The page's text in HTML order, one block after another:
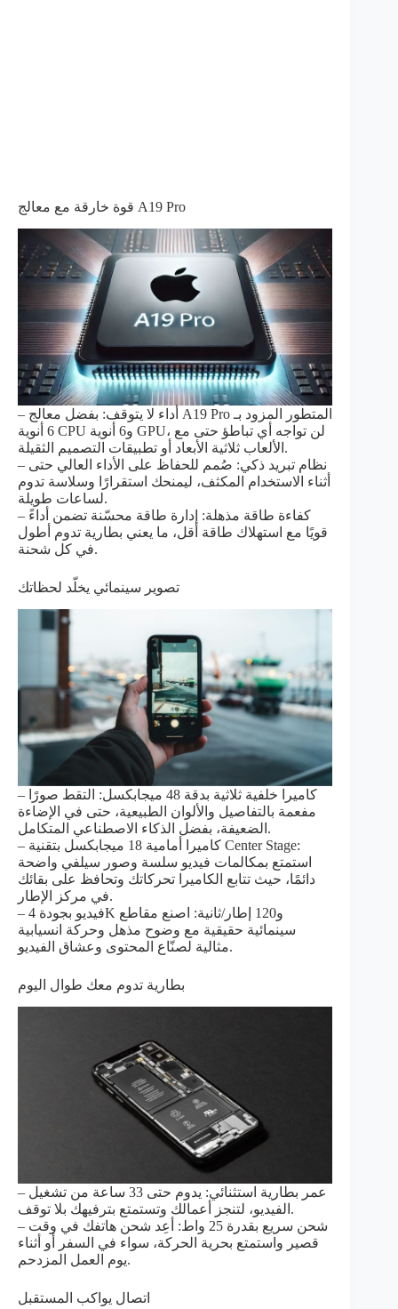
قوة خارقة مع معالج A19 Pro
– أداء لا يتوقف: بفضل معالج A19 Pro المتطور المزود بـ
6 أنوية CPU و6 أنوية GPU، لن تواجه أي تباطؤ حتى مع
الألعاب ثلاثية الأبعاد أو تطبيقات التصميم الثقيلة.
– نظام تبريد ذكي: صُمم للحفاظ على الأداء العالي حتى
أثناء الاستخدام المكثف، ليمنحك استقرارًا وسلاسة تدوم
لساعات طويلة.
– كفاءة طاقة مذهلة: إدارة طاقة محسّنة تضمن أداءً
قويًا مع استهلاك طاقة أقل، ما يعني بطارية تدوم أطول
في كل شحنة.
تصوير سينمائي يخلّد لحظاتك
– كاميرا خلفية ثلاثية بدقة 48 ميجابكسل: التقط صورًا
مفعمة بالتفاصيل والألوان الطبيعية، حتى في الإضاءة
الضعيفة، بفضل الذكاء الاصطناعي المتكامل.
– كاميرا أمامية 18 ميجابكسل بتقنية Center Stage:
استمتع بمكالمات فيديو سلسة وصور سيلفي واضحة
دائمًا، حيث تتابع الكاميرا تحركاتك وتحافظ على بقائك
في مركز الإطار.
– فيديو بجودة 4K و120 إطار/ثانية: اصنع مقاطع
سينمائية حقيقية مع وضوح مذهل وحركة انسيابية
مثالية لصنّاع المحتوى وعشاق الفيديو.
بطارية تدوم معك طوال اليوم
– عمر بطارية استثنائي: يدوم حتى 33 ساعة من تشغيل
الفيديو، لتنجز أعمالك وتستمتع بترفيهك بلا توقف.
– شحن سريع بقدرة 25 واط: أعِد شحن هاتفك في وقت
قصير واستمتع بحرية الحركة، سواء في السفر أو أثناء
يوم العمل المزدحم.
اتصال يواكب المستقبل